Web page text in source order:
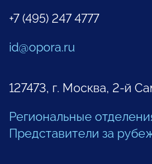
+7 (495) 247 4777
id@opora.ru
127473, г. Москва, 2-й
Региональные
Представители за